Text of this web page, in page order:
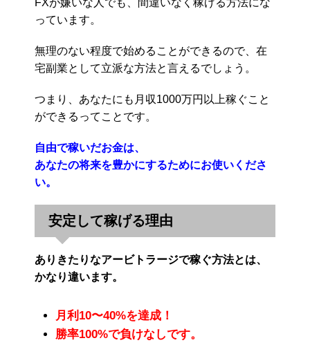
っています。
無理のない程度で始めることができるので、在
宅副業として立派な方法と言えるでしょう。
つまり、あなたにも月収1000万円以上稼ぐこと
ができるってことです。
自由で稼いだお金は、
あなたの将来を豊かにするためにお使いくださ
い。
安定して稼げる理由
ありきたりなアービトラージで稼ぐ方法とは、
かなり違います。
月利10〜40%を達成！
勝率100%で負けなしです。